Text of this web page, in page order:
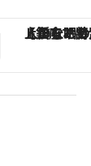
【銀座で出合う最旬美容】美髪ケアや上質